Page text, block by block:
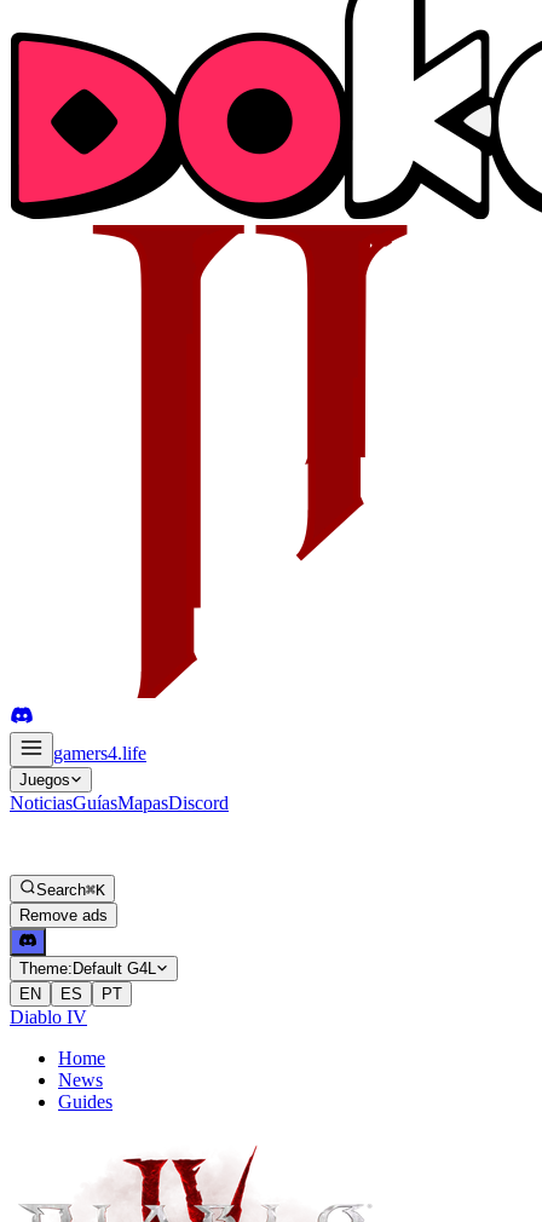
gamers4.life
Juegos
NoticiasGuíasMapasDiscord
Search⌘K
Remove ads
Theme: Default G4L
EN
ES PT
Diablo IV
Home
News
Guides